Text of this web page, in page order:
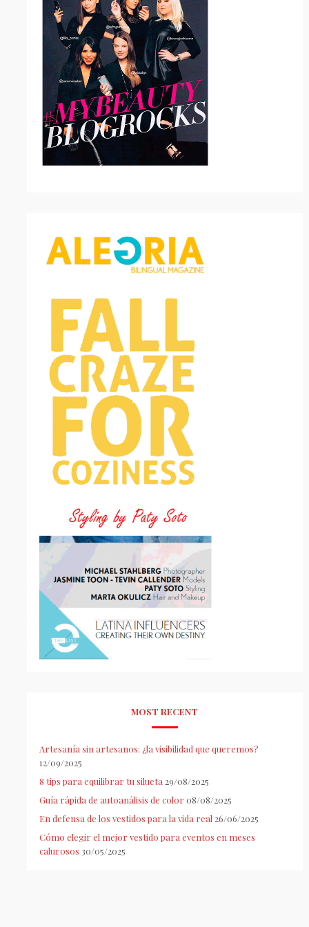
MOST RECENT
Artesanía sin artesanos: ¿la visibilidad que queremos?
12/09/2025
8 tips para equilibrar tu silueta 29/08/2025
Guía rápida de autoanálisis de color 08/08/2025
En defensa de los vestidos para la vida real 26/06/2025
Cómo elegir el mejor vestido para eventos en meses
calurosos 30/05/2025